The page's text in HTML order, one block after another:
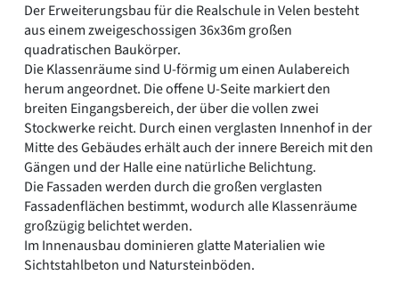
Vorromanik
Römische Antike
Über uns
Über baukunst-nrw
Fachbeirat
Freunde & Förderer
Kontakt
Impressum
Datenschutz
Suchbegriff eingeben
Der Erweiterungsbau für die Realschule in Velen besteht
aus einem zweigeschossigen 36x36m großen
quadratischen Baukörper.
Die Klassenräume sind U-förmig um einen Aulabereich
herum angeordnet. Die offene U-Seite markiert den
breiten Eingangsbereich, der über die vollen zwei
Stockwerke reicht. Durch einen verglasten Innenhof in der
Mitte des Gebäudes erhält auch der innere Bereich mit den
Gängen und der Halle eine natürliche Belichtung.
Die Fassaden werden durch die großen verglasten
Fassadenflächen bestimmt, wodurch alle Klassenräume
großzügig belichtet werden.
Im Innenausbau dominieren glatte Materialien wie
Sichtstahlbeton und Natursteinböden.